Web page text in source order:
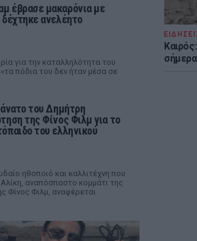
σήμερα
έβρασε μακαρόνια με
ανελέητο
για την καταλληλότητα του
πόδια του δεν ήταν μέσα σε
του Δημήτρη
της Φίνος Φιλμ για το
του ελληνικού
ηθοποιό και καλλιτέχνη που
αναπόσπαστο κομμάτι της
Φίνος Φιλμ, αναφέρεται